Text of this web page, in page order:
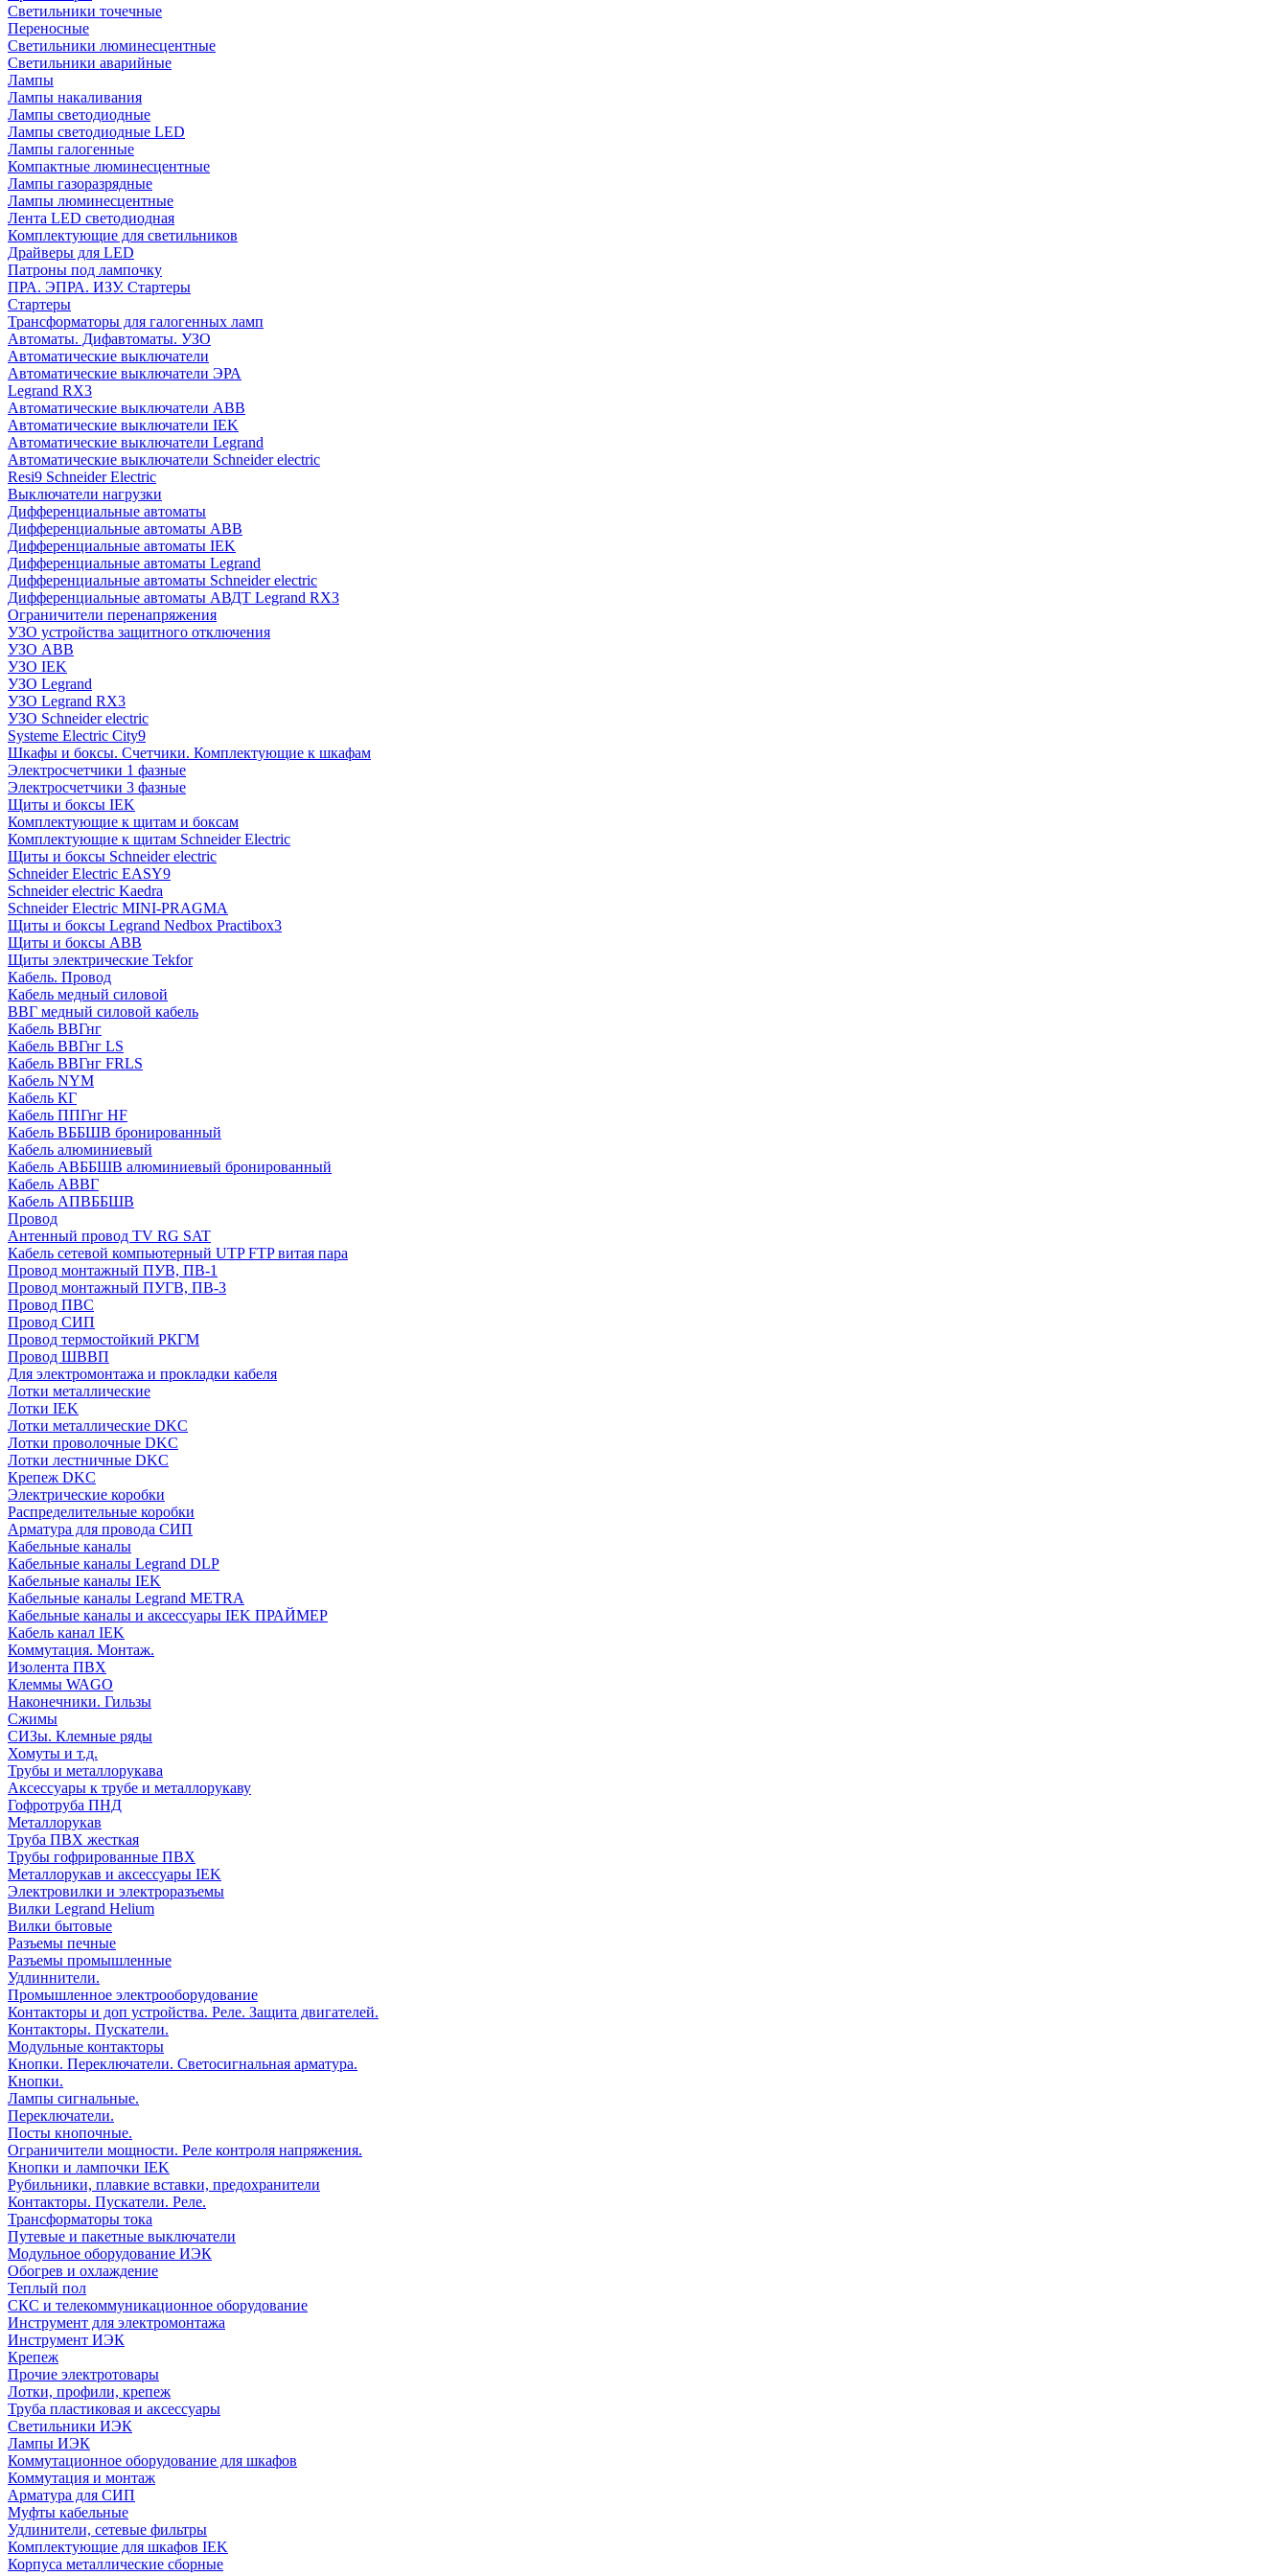
Cветильники точечные
Переносные
Светильники люминесцентные
Светильники аварийные
Лампы
Лампы накаливания
Лампы светодиодные
Лампы светодиодные LED
Лампы галогенные
Компактные люминесцентные
Лампы газоразрядные
Лампы люминесцентные
Лента LED светодиодная
Комплектующие для светильников
Драйверы для LED
Патроны под лампочку
ПРА. ЭПРА. ИЗУ. Стартеры
Стартеры
Трансформаторы для галогенных ламп
Автоматы. Дифавтоматы. УЗО
Автоматические выключатели
Автоматические выключатели ЭРА
Legrand RX3
Автоматические выключатели ABB
Автоматические выключатели IEK
Автоматические выключатели Legrand
Автоматические выключатели Schneider electric
Resi9 Schneider Electric
Выключатели нагрузки
Дифференциальные автоматы
Дифференциальные автоматы ABB
Дифференциальные автоматы IEK
Дифференциальные автоматы Legrand
Дифференциальные автоматы Schneider electric
Дифференциальные автоматы АВДТ Legrand RX3
Ограничители перенапряжения
УЗО устройства защитного отключения
УЗО ABB
УЗО IEK
УЗО Legrand
УЗО Legrand RX3
УЗО Schneider electric
Systeme Electric City9
Шкафы и боксы. Счетчики. Комплектующие к шкафам
Электросчетчики 1 фазные
Электросчетчики 3 фазные
Щиты и боксы IEK
Комплектующие к щитам и боксам
Комплектующие к щитам Schneider Electric
Щиты и боксы Schneider electric
Schneider Electric EASY9
Schneider electric Kaedra
Schneider Electric MINI-PRAGMA
Щиты и боксы Legrand Nedbox Practibox3
Щиты и боксы ABB
Щиты электрические Tekfor
Кабель. Провод
Кабель медный силовой
ВВГ медный силовой кабель
Кабель ВВГнг
Кабель ВВГнг LS
Кабель ВВГнг FRLS
Кабель NYM
Кабель КГ
Кабель ППГнг HF
Кабель ВББШВ бронированный
Кабель алюминиевый
Кабель АВББШВ алюминиевый бронированный
Кабель АВВГ
Кабель АПВББШВ
Провод
Антенный провод TV RG SAT
Кабель сетевой компьютерный UTP FTP витая пара
Провод монтажный ПУВ, ПВ-1
Провод монтажный ПУГВ, ПВ-3
Провод ПВС
Провод СИП
Провод термостойкий РКГМ
Провод ШВВП
Для электромонтажа и прокладки кабеля
Лотки металлические
Лотки IEK
Лотки металлические DKC
Лотки проволочные DKC
Лотки лестничные DKC
Крепеж DKC
Электрические коробки
Распределительные коробки
Арматура для провода СИП
Кабельные каналы
Кабельные каналы Legrand DLP
Кабельные каналы IEK
Кабельные каналы Legrand METRA
Кабельные каналы и аксессуары IEK ПРАЙМЕР
Кабель канал IEK
Коммутация. Монтаж.
Изолента ПВХ
Клеммы WAGO
Наконечники. Гильзы
Сжимы
СИЗы. Клемные ряды
Хомуты и т.д.
Трубы и металлорукава
Аксессуары к трубе и металлорукаву
Гофротруба ПНД
Металлорукав
Труба ПВХ жесткая
Трубы гофрированные ПВХ
Металлорукав и аксессуары IEK
Электровилки и электроразъемы
Вилки Legrand Helium
Вилки бытовые
Разъемы печные
Разъемы промышленные
Удлиннители.
Промышленное электрооборудование
Контакторы и доп устройства. Реле. Защита двигателей.
Контакторы. Пускатели.
Модульные контакторы
Кнопки. Переключатели. Светосигнальная арматура.
Кнопки.
Лампы сигнальные.
Переключатели.
Посты кнопочные.
Ограничители мощности. Реле контроля напряжения.
Кнопки и лампочки IEK
Рубильники, плавкие вставки, предохранители
Контакторы. Пускатели. Реле.
Трансформаторы тока
Путевые и пакетные выключатели
Модульное оборудование ИЭК
Обогрев и охлаждение
Теплый пол
СКС и телекоммуникационное оборудование
Инструмент для электромонтажа
Инструмент ИЭК
Крепеж
Прочие электротовары
Лотки, профили, крепеж
Труба пластиковая и аксессуары
Светильники ИЭК
Лампы ИЭК
Коммутационное оборудование для шкафов
Коммутация и монтаж
Арматура для СИП
Муфты кабельные
Удлинители, сетевые фильтры
Комплектующие для шкафов IEK
Корпуса металлические сборные